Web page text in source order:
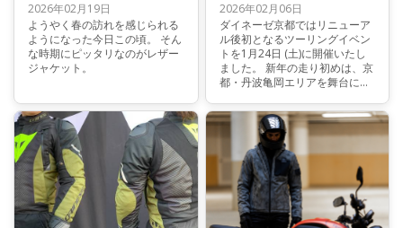
2026年02月19日
ようやく春の訪れを感じられる
ようになった今日この頃。 そん
な時期にピッタリなのがレザー
ジャケット。
2026年02月06日
ダイネーゼ京都ではリニューア
ル後初となるツーリングイベン
トを1月24日 (土)に開催いたし
ました。 新年の走り初めは、京
都・丹波亀岡エリアを舞台に、
楽しむ一日として企画、当日の
レポートをご覧ください。